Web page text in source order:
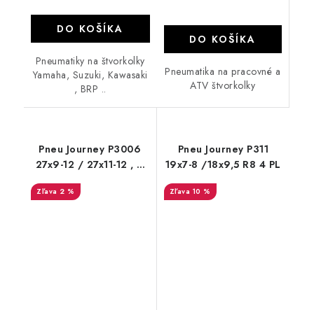
DO KOŠÍKA
Pneumatiky na štvorkolky
Yamaha, Suzuki, Kawasaki
, BRP ..
DO KOŠÍKA
Pneumatika na pracovné a
ATV štvorkolky
Pneu Journey P3006
27x9-12 / 27x11-12 , 6
2 %
Pneu Journey P311
19x7-8 /18x9,5 R8 4 PL
10 %